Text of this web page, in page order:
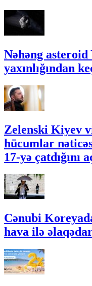
Nəhəng
yaxınlığından
Zelenski Kiyev
hücumlar
17-yə çatdığını
Cənubi
hava ilə